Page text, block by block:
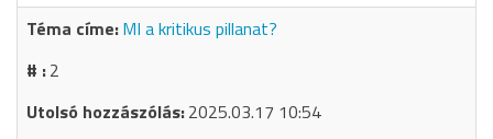
MI a kritikus pillanat?
2
2025.03.17 10:54